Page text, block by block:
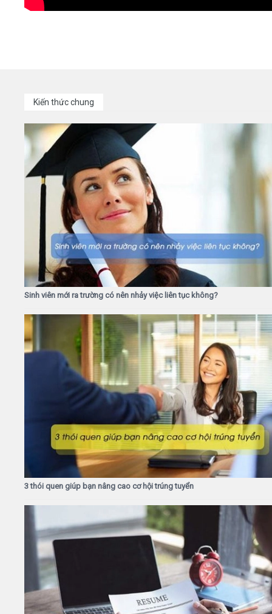
Kiến thức chung
Sinh viên mới ra trường có nên nhảy việc liên tục không?
3 thói quen giúp bạn nâng cao cơ hội trúng tuyển